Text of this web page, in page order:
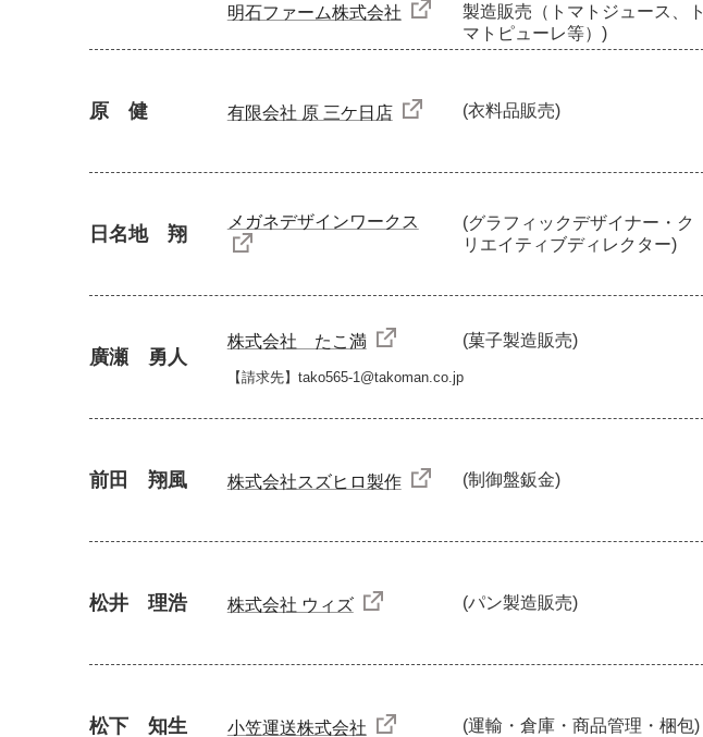
明石ファーム株式会社
製造販売（トマトジュース、ト
マトピューレ等）)
原 健 有限会社 原 三ケ日店 (衣料品販売)
日名地 翔
メガネデザインワークス
(グラフィックデザイナー・ク
リエイティブディレクター)
廣瀬 勇人
株式会社 たこ満 (菓子製造販売)
【請求先】tako565-1@takoman.co.jp
前田 翔風 株式会社スズヒロ製作 (制御盤鈑金)
松井 理浩 株式会社 ウィズ (パン製造販売)
松下 知生 小笠運送株式会社 (運輸・倉庫・商品管理・梱包)